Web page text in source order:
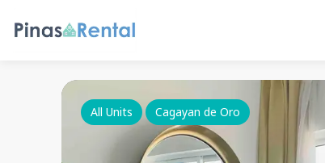
All Units Cagayan de Oro